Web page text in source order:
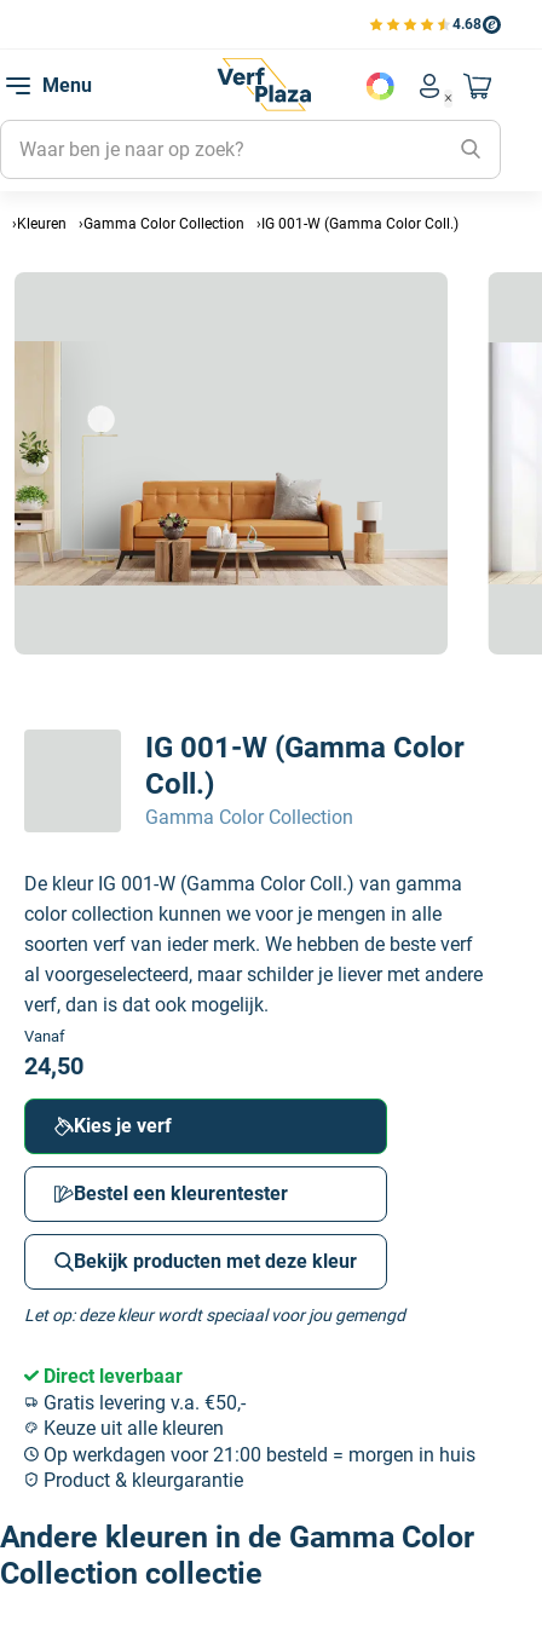
4.68
Bekijk de verfplaza
Menu
Account
Mijn
Mijn
Mijn
Naar
Kleuren Gamma Color Collection IG 001-W (Gamma Color Coll.)
IG 001-W (Gamma Color
Coll.)
Gamma Color Collection
De kleur IG 001-W (Gamma Color Coll.) van gamma
color collection kunnen we voor je mengen in alle
soorten verf van ieder merk. We hebben de beste verf
al voorgeselecteerd, maar schilder je liever met andere
verf, dan is dat ook mogelijk.
Vanaf
24,50
Kies je verf
Bestel een kleurentester
Bekijk producten met deze kleur
Let op: deze kleur wordt speciaal voor jou gemengd
Direct leverbaar
Gratis levering v.a. €50,-
Keuze uit alle kleuren
Op werkdagen voor 21:00 besteld = morgen in huis
Product & kleurgarantie
Andere kleuren in de Gamma Color
Collection collectie